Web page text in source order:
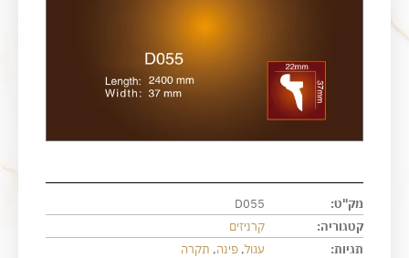
מק"ט:
D055
קטגוריה:
קרניזים
תגיות:
עגול, פינה, תקרה